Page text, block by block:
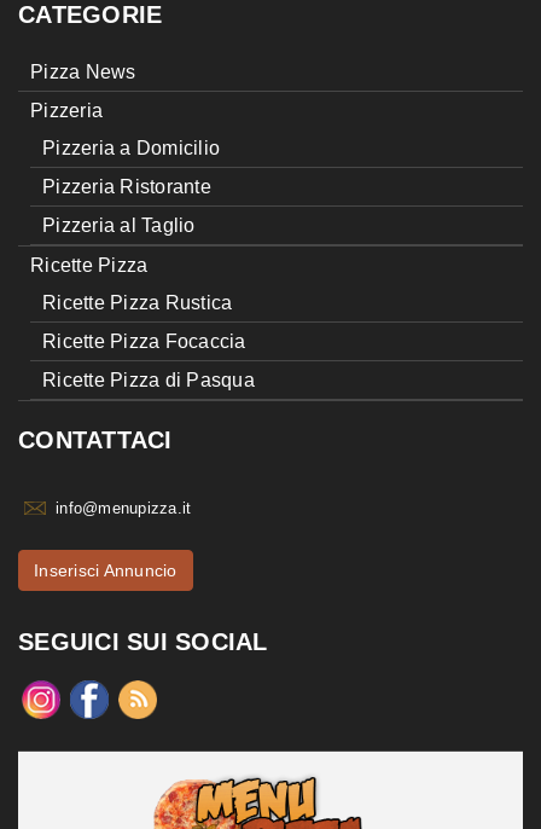
CATEGORIE
Pizza News
Pizzeria
Pizzeria a Domicilio
Pizzeria Ristorante
Pizzeria al Taglio
Ricette Pizza
Ricette Pizza Rustica
Ricette Pizza Focaccia
Ricette Pizza di Pasqua
CONTATTACI
info@menupizza.it
Inserisci Annuncio
SEGUICI SUI SOCIAL